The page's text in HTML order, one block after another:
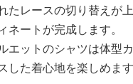
たレースの切り替えが
ネートが完成します。
エットのシャツは体型
した着心地を楽しめます